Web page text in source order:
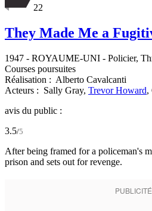
22
They Made Me a
1947 - ROYAUME-UNI - Policier,
Courses poursuites
Réalisation : Alberto Cavalcanti
Acteurs : Sally Gray, Trevor Howard,
avis du public :
3.5/5
After being framed for a policeman's
prison and sets out for revenge.